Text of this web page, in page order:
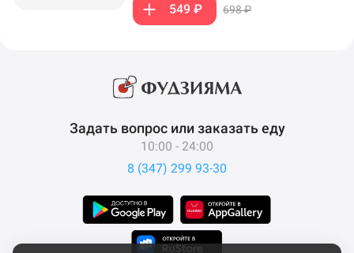
549 ₽ 698 ₽
Задать вопрос или заказать еду
10:00 - 24:00
8 (347) 299 93-30